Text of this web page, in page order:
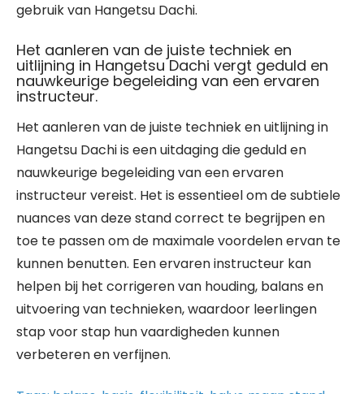
gebruik van Hangetsu Dachi.
Het aanleren van de juiste techniek en
uitlijning in Hangetsu Dachi vergt geduld en
nauwkeurige begeleiding van een ervaren
instructeur.
Het aanleren van de juiste techniek en uitlijning in
Hangetsu Dachi is een uitdaging die geduld en
nauwkeurige begeleiding van een ervaren
instructeur vereist. Het is essentieel om de subtiele
nuances van deze stand correct te begrijpen en
toe te passen om de maximale voordelen ervan te
kunnen benutten. Een ervaren instructeur kan
helpen bij het corrigeren van houding, balans en
uitvoering van technieken, waardoor leerlingen
stap voor stap hun vaardigheden kunnen
verbeteren en verfijnen.